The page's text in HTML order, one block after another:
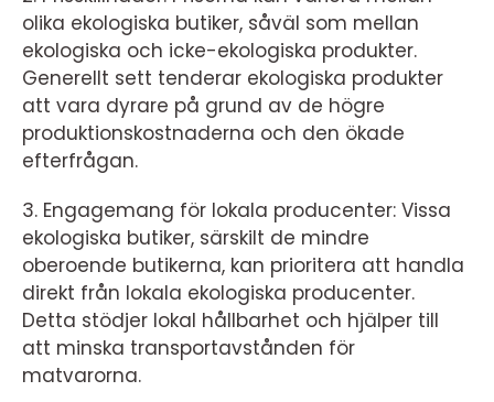
olika ekologiska butiker, såväl som mellan
ekologiska och icke-ekologiska produkter.
Generellt sett tenderar ekologiska produkter
att vara dyrare på grund av de högre
produktionskostnaderna och den ökade
efterfrågan.
3. Engagemang för lokala producenter: Vissa
ekologiska butiker, särskilt de mindre
oberoende butikerna, kan prioritera att handla
direkt från lokala ekologiska producenter.
Detta stödjer lokal hållbarhet och hjälper till
att minska transportavstånden för
matvarorna.